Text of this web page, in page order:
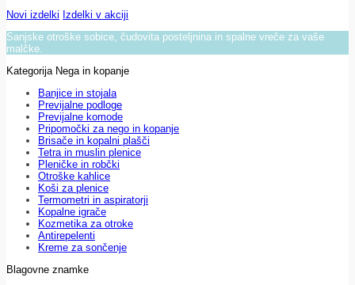
Novi izdelki Izdelki v akciji
Sanjske otroške sobice, čudovita posteljnina in spalne vreče za vaše
malčke.
Kategorija Nega in kopanje
Banjice in stojala
Previjalne podloge
Previjalne komode
Pripomočki za nego in kopanje
Brisače in kopalni plašči
Tetra in muslin plenice
Pleničke in robčki
Otroške kahlice
Koši za plenice
Termometri in aspiratorji
Kopalne igrače
Kozmetika za otroke
Antirepelenti
Kreme za sončenje
Blagovne znamke